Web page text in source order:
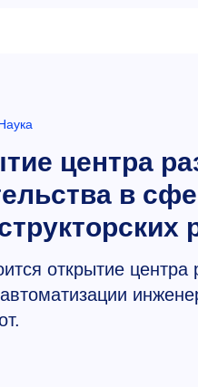
центра
в
открытие центра